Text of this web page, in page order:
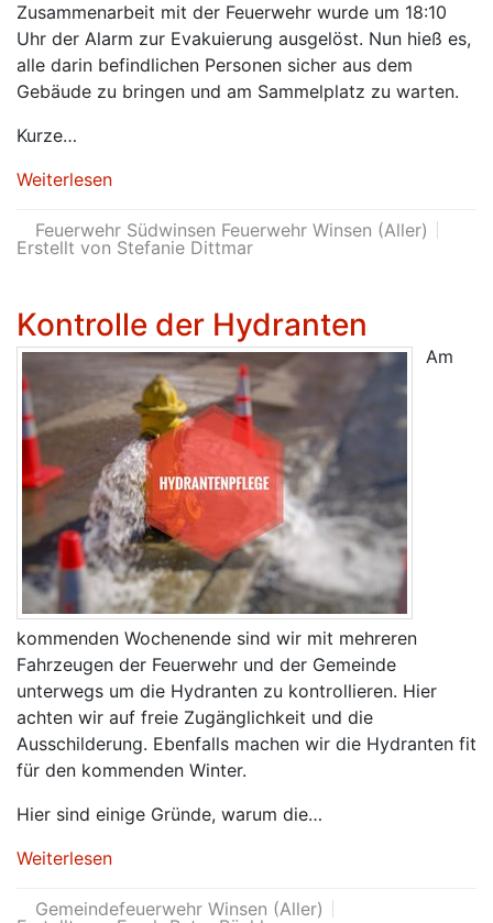
Zusammenarbeit mit der Feuerwehr wurde um 18:10
Uhr der Alarm zur Evakuierung ausgelöst. Nun hieß es,
alle darin befindlichen Personen sicher aus dem
Gebäude zu bringen und am Sammelplatz zu warten.
Kurze…
Weiterlesen
Feuerwehr Südwinsen Feuerwehr Winsen (Aller)
Erstellt von Stefanie Dittmar
Kontrolle der Hydranten
Am
kommenden Wochenende sind wir mit mehreren
Fahrzeugen der Feuerwehr und der Gemeinde
unterwegs um die Hydranten zu kontrollieren. Hier
achten wir auf freie Zugänglichkeit und die
Ausschilderung. Ebenfalls machen wir die Hydranten fit
für den kommenden Winter.
Hier sind einige Gründe, warum die…
Weiterlesen
Gemeindefeuerwehr Winsen (Aller)